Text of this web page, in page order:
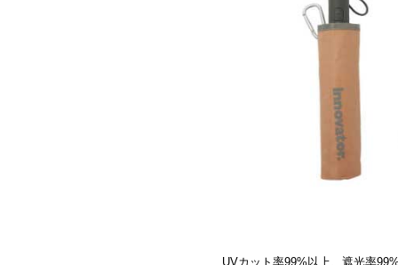
UVカット率99%以上、遮光率